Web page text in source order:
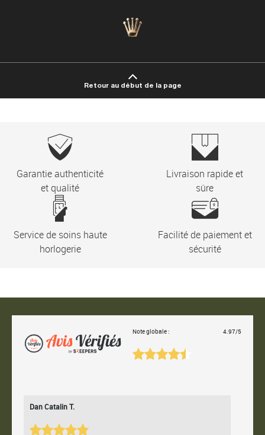
Retour au début de la page
Garantie authenticité
et qualité
Livraison rapide et
sûre
Service de soins haute
horlogerie
Facilité de paiement et
sécurité
Note globale : 4.97/5
Dan Catalin T.